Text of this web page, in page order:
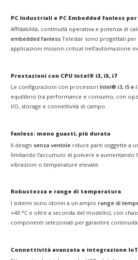
PC Industriali e PC Embedded Fanless
Affidabilità, continuità operativa e potenza di
embedded fanless Telestar sono progettati per
applicazioni mission-critical nell’automazione
Prestazioni con CPU Intel® i3, i5, i7
Le configurazioni con processoriIntel® i3, i5 e
equilibrio tra performance e consumo, con
I/O, storage e connettività di campo.
Fanless: meno guasti, più durata
Il design senza ventole riduce parti soggette a
limitando l’accumulo di polvere e aumentando
vibrazioni o temperature elevate.
Robustezza e range di temperatura
I sistemi sono idonei a un ampiorange di
+40 °C e oltre a seconda del modello), con
componenti selezionati per garantire continuità
Connettività avanzata e integrazione IoT